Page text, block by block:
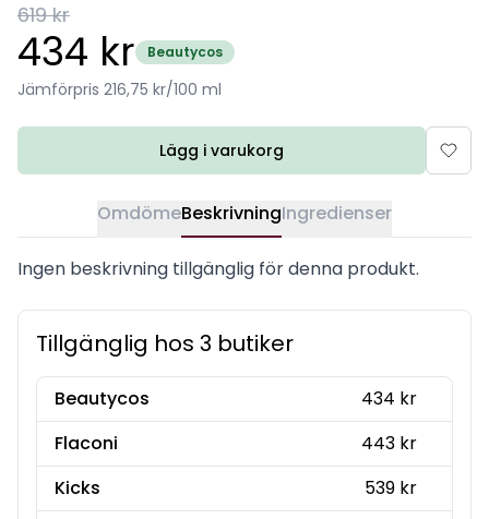
619 kr
434 kr Beautycos
Jämförpris 216,75 kr/100 ml
Lägg i varukorg
OmdömeBeskrivningIngredienser
Ingen beskrivning tillgänglig för denna produkt.
Tillgänglig hos 3 butiker
Beautycos
434 kr
Flaconi
443 kr
Kicks
539 kr